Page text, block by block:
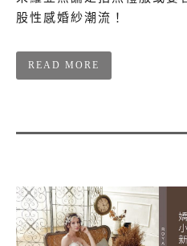
股性感婚紗潮流！
READ MORE